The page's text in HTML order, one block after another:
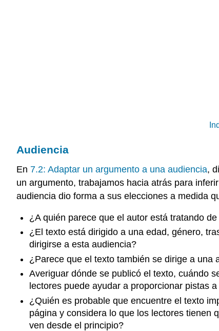
Audiencia
En 7.2: Adaptar un argumento a una audiencia,
un argumento, trabajamos hacia atrás para
audiencia dio forma a sus elecciones a medida
¿A quién parece que el autor está tratando
¿El texto está dirigido a una edad, género,
dirigirse a esta audiencia?
¿Parece que el texto también se dirige a una
Averiguar dónde se publicó el texto, cuándo
lectores puede ayudar a proporcionar pistas
¿Quién es probable que encuentre el texto
página y considera lo que los lectores tienen
ven desde el principio?